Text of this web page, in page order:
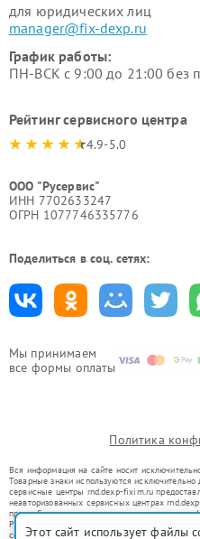
Мы принимаем
все формы оплаты
для юридических лиц
manager@fix-dexp.ru
График работы:
ПН-ВСК с 9:00 до 21:00 без
Рейтинг сервисного центра
4.9-5.0
ООО "Русервис"
ИНН 7702633247
ОГРН 1077746335776
Поделиться в соц. сетях:
Политика
Вся информация на сайте носит
Товарные знаки используются
сервисные центры rnd.dexp-fixim.ru
неавторизованных сервисных центрах
правообладателями товарных знаков или их
Ремонт осуществляется для устройств, уже
со статьей 1487 ГК РФ.
Этот сайт использует файлы